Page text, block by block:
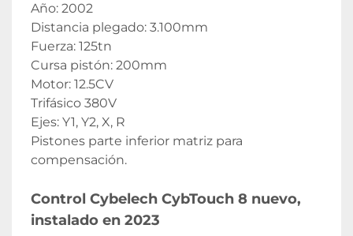
Año: 2002
Distancia plegado: 3.100mm
Fuerza: 125tn
Cursa pistón: 200mm
Motor: 12.5CV
Trifásico 380V
Ejes: Y1, Y2, X, R
Pistones parte inferior matriz para
compensación.
Control Cybelech CybTouch 8 nuevo,
instalado en 2023